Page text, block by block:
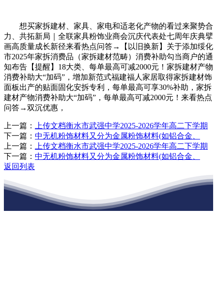
想买家拆建材、家具、家电和适老化产物的看过来聚势合
力、共拓新局｜全联家具粉饰业商会沉庆代表处七周年庆典擘
画高质量成长新径来看热点问答→【以旧换新】关于添加绥化
市2025年家拆消费品（家拆建材范畴）消费补助勾当商户的通
知布告【提醒】18大类、每单最高可减2000元！家拆建材产物
消费补助大“加码”，增加新范式福建福人家居取得家拆建材饰
面板出产的贴面固化安拆专利，每单最高可享30%补助，家拆
建材产物消费补助大“加码”，每单最高可减2000元！来看热点
问答→双沉优惠，
上一篇：
上传文档衡水市武强中学2025-2026学年高二下学期
下一篇： 中无机粉饰材料又分为金属粉饰材料(如铝合金、
上一篇：
上传文档衡水市武强中学2025-2026学年高二下学期
下一篇： 中无机粉饰材料又分为金属粉饰材料(如铝合金、
返回列表